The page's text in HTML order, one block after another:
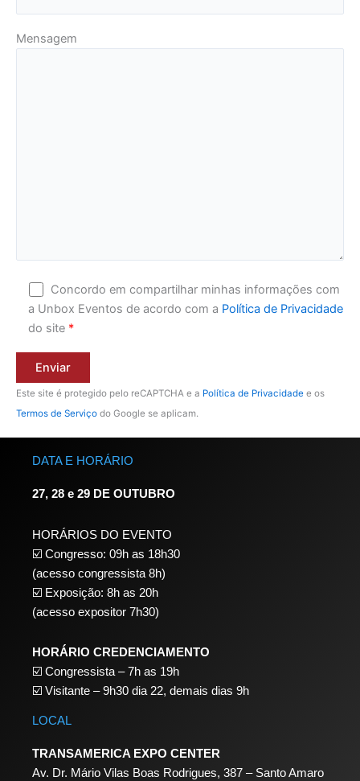
Mensagem
Concordo em compartilhar minhas informações com
a Unbox Eventos de acordo com a Política de Privacidade
do site *
Este site é protegido pelo reCAPTCHA e a Política de Privacidade e os
Termos de Serviço do Google se aplicam.
DATA E HORÁRIO
27, 28 e 29 DE OUTUBRO
HORÁRIOS DO EVENTO
☑️ Congresso: 09h as 18h30
(acesso congressista 8h)
☑️ Exposição: 8h as 20h
(acesso expositor 7h30)
HORÁRIO CREDENCIAMENTO
☑️ Congressista – 7h as 19h
☑️ Visitante – 9h30 dia 22, demais dias 9h
LOCAL
TRANSAMERICA EXPO CENTER
Av. Dr. Mário Vilas Boas Rodrigues, 387 – Santo Amaro